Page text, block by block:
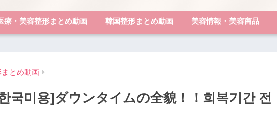
療・美容整形まとめ動画 韓国整形まとめ動画 美容情報・美容商品
とめ動画
국미용]ダウンタイムの全貌！！희복기간 전